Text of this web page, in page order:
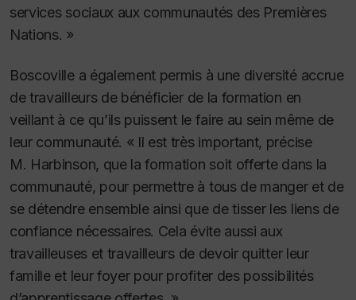
services sociaux aux communautés des Premières
Nations. »
Boscoville a également permis à une diversité accrue
de travailleurs de bénéficier de la formation en
veillant à ce qu’ils puissent le faire au sein même de
leur communauté. « Il est très important, précise
M. Harbinson, que la formation soit offerte dans la
communauté, pour permettre à tous de manger et de
se détendre ensemble ainsi que de tisser les liens de
confiance nécessaires. Cela évite aussi aux
travailleuses et travailleurs de devoir quitter leur
famille et leur foyer pour profiter des possibilités